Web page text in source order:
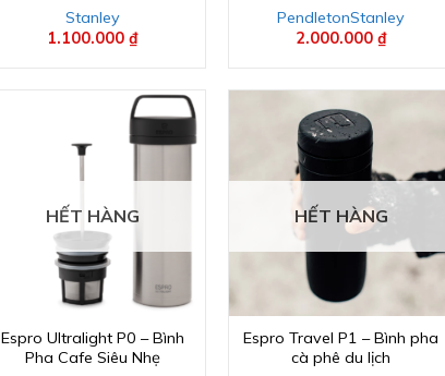
Stanley
1.100.000 ₫
PendletonStanley
2.000.000 ₫
HẾT HÀNG
Espro Ultralight P0 – Bình
Pha Cafe Siêu Nhẹ
HẾT HÀNG
Espro Travel P1 – Bình pha
cà phê du lịch